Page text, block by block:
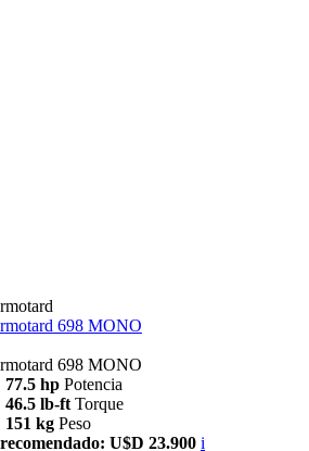
698 MONO
698 MONO
77.5 hp Potencia
46.5 lb-ft Torque
151 kg Peso
U$D 23.900 i